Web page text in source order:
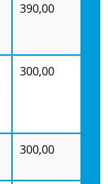
390,00
300,00
300,00